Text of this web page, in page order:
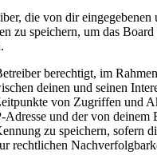
die von dir eingegebenen
zu speichern, um das Board
berechtigt, im
deinen und seinen
von Zugriffen und
Adresse und der von deinem
zu speichern, sofern
rechtlichen